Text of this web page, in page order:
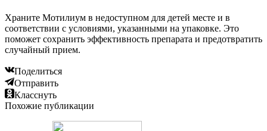
Храните Мотилиум в недоступном для детей месте и в
соответствии с условиями, указанными на упаковке. Это
поможет сохранить эффективность препарата и предотвратить
случайный прием.
Поделиться
Отправить
Класснуть
Похожие публикации